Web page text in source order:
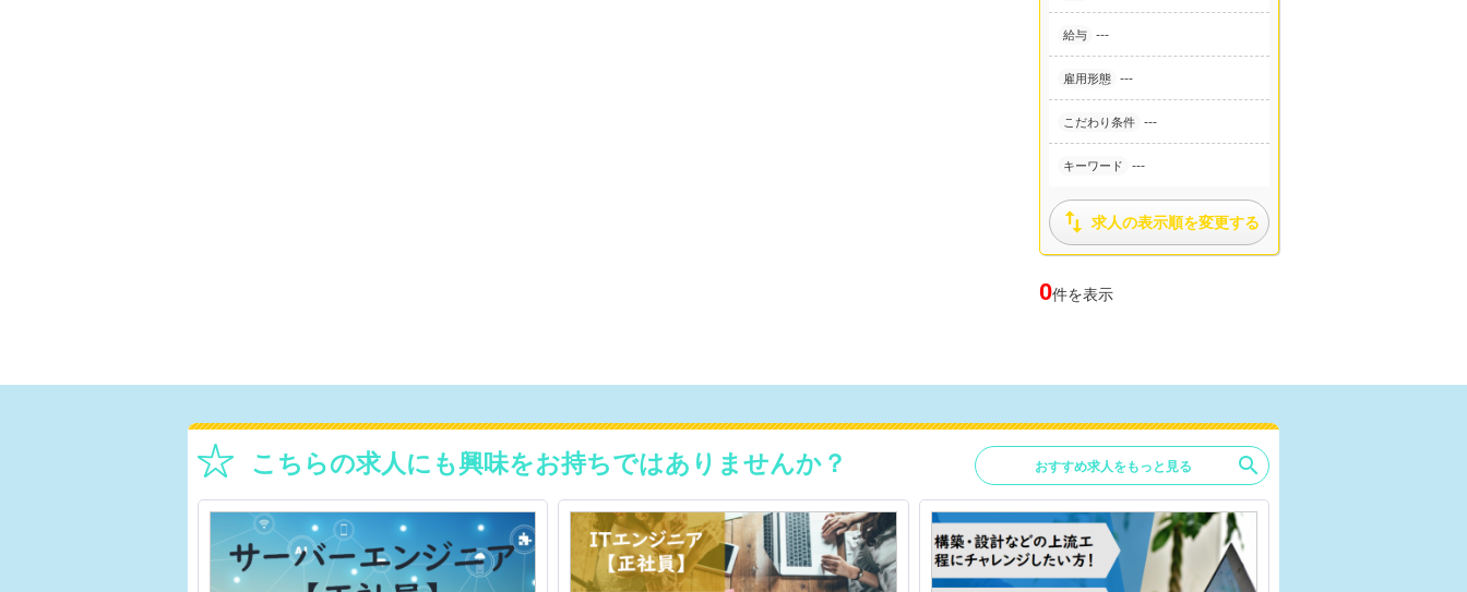
給与 ---
雇用形態 ---
こだわり条件 ---
キーワード ---
 求人の表示順を変更する
0件を表示
こちらの求人にも興味をお持ちではありませんか？ おすすめ求人をもっと見る search